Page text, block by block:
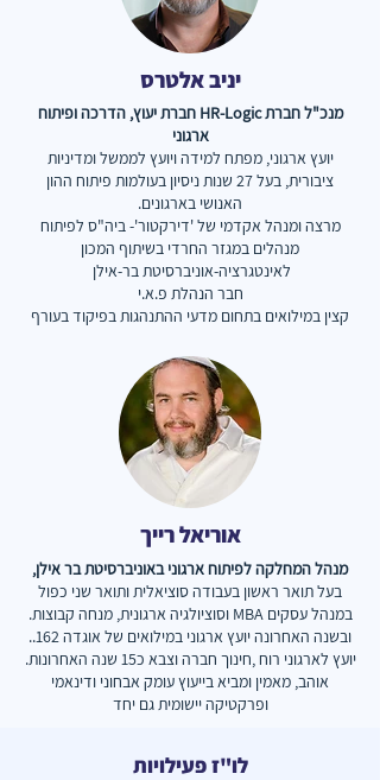
יניב אלטרס
מנכ"ל חברת HR-Logic חברת יעוץ, הדרכה ופיתוח
ארגוני
יועץ ארגוני, מפתח למידה ויועץ לממשל ומדיניות
ציבורית, בעל 27 שנות ניסיון בעולמות פיתוח ההון
האנושי בארגונים.
מרצה ומנהל אקדמי של 'דירקטור'- ביה"ס לפיתוח
מנהלים במגזר החרדי בשיתוף המכון
לאינטגרציה-אוניברסיטת בר-אילן
חבר הנהלת פ.א.י
קצין במילואים בתחום מדעי ההתנהגות בפיקוד בעורף
אוריאל רייך
מנהל המחלקה לפיתוח ארגוני באוניברסיטת בר אילן,
בעל תואר ראשון בעבודה סוציאלית ותואר שני כפול
במנהל עסקים MBA וסוציולגיה ארגונית, מנחה קבוצות.
ובשנה האחרונה יועץ ארגוני במילואים של אוגדה 162..
יועץ לארגוני רוח ,חינוך חברה וצבא כ15 שנה האחרונות.
אוהב, מאמין ומביא בייעוץ עומק אבחוני ודינאמי
ופרקטיקה יישומית גם יחד
לו"ז פעילויות